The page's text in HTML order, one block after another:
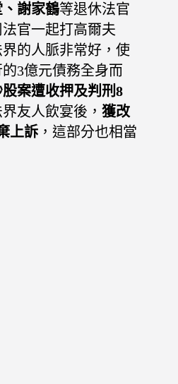
謝家鶴等退休法官
官一起打高爾夫
的人脈非常好，使
3億元債務全身而
案遭收押及判刑8
友人飲宴後， 獲改
上訴 ，這部分也相當